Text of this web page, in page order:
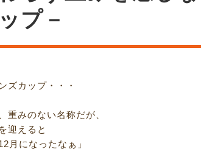
プ－
ズカップ・・・
重みのない名称だが、
迎えると
月になったなぁ」